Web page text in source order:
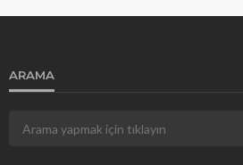
ARAMA